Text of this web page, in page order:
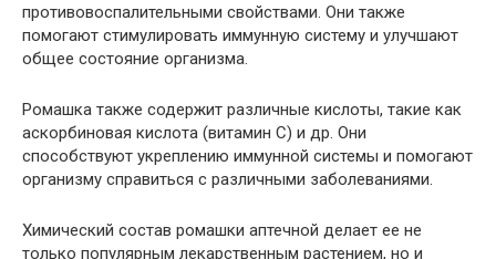
противовоспалительными свойствами. Они также
помогают стимулировать иммунную систему и улучшают
общее состояние организма.
Ромашка также содержит различные кислоты, такие как
аскорбиновая кислота (витамин С) и др. Они
способствуют укреплению иммунной системы и помогают
организму справиться с различными заболеваниями.
Химический состав ромашки аптечной делает ее не
только популярным лекарственным растением, но и